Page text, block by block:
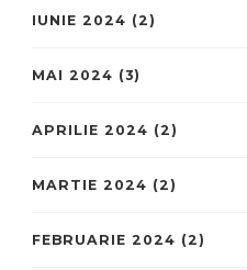
IUNIE 2024 (2)
MAI 2024 (3)
APRILIE 2024 (2)
MARTIE 2024 (2)
FEBRUARIE 2024 (2)